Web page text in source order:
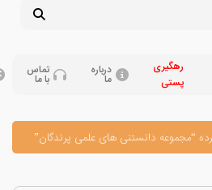
درباره تماس
دانستنی های علمی پرندگان”